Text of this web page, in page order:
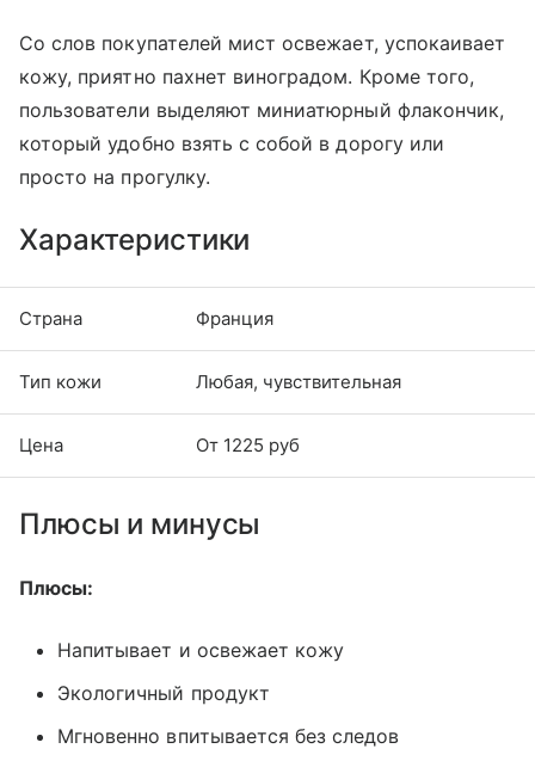
Со слов покупателей мист освежает, успокаивает
кожу, приятно пахнет виноградом. Кроме того,
пользователи выделяют миниатюрный флакончик,
который удобно взять с собой в дорогу или
просто на прогулку.
Характеристики
Страна Франция
Тип кожи Любая, чувствительная
Цена От 1225 руб
Плюсы и минусы
Плюсы:
Напитывает и освежает кожу
Экологичный продукт
Мгновенно впитывается без следов